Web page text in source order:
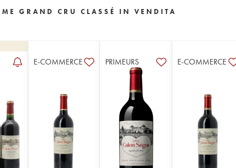
1950
1939
1931
GRAND CRU CLASSÉ IN VENDITA
E-COMMERCE PRIMEURS E-COMMERCE